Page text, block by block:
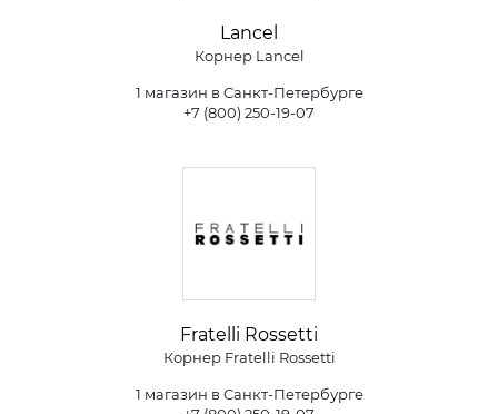
Lancel
Корнер Lancel
1 магазин в Санкт-Петербурге
+7 (800) 250-19-07
Fratelli Rossetti
Корнер Fratelli Rossetti
1 магазин в Санкт-Петербурге